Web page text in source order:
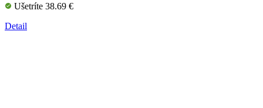
Ušetríte 38.69 €
Detail